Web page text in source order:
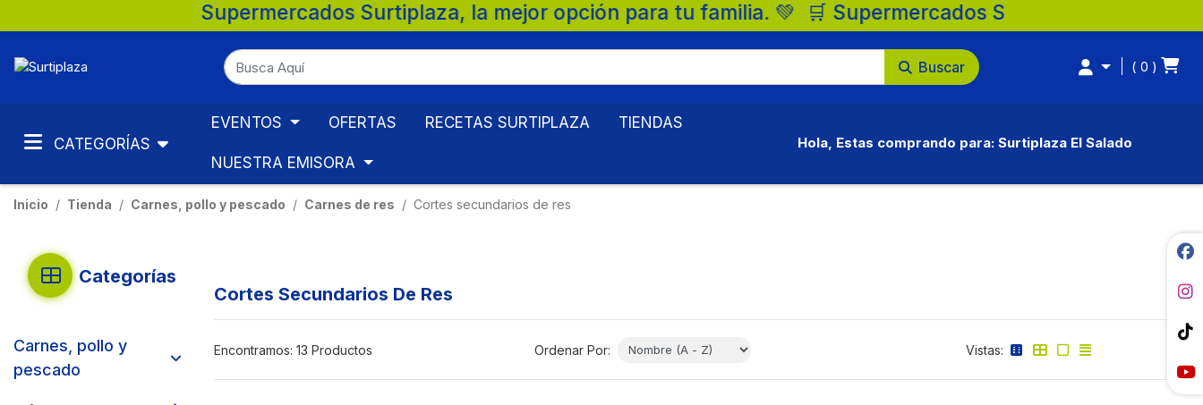
🛒 Supermercados Surtiplaza, la mejor opción para tu familia. 💚 🛒 Supermercados Surtiplaza, la mejor opción
Buscar 0
CATEGORÍAS
EVENTOS OFERTAS RECETAS SURTIPLAZA TIENDAS
NUESTRA EMISORA
Hola, Estas comprando para: Surtiplaza El Salado
Inicio Tienda Carnes, pollo y pescado Carnes de res Cortes secundarios de res
Categorías
Carnes, pollo y
pescado
Cortes Secundarios De Res
Encontramos: 13 Productos Ordenar Por: Vistas: